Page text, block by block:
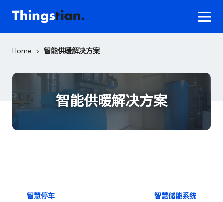
Home > 智能供暖解决方案
智能供暖解决方案
智慧储能系统
智慧停车